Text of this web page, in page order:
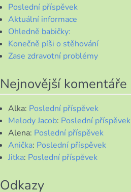
Poslední příspěvek
Aktuální informace
Ohledně babičky:
Konečně píši o stěhování
Zase zdravotní problémy
Nejnovější komentáře
Alka: Poslední příspěvek
Melody Jacob: Poslední příspěvek
Alena: Poslední příspěvek
Anička: Poslední příspěvek
Jitka: Poslední příspěvek
Odkazy